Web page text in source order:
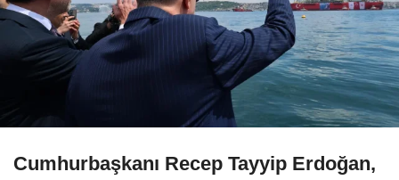
Cumhurbaşkanı Recep Tayyip Erdoğan,